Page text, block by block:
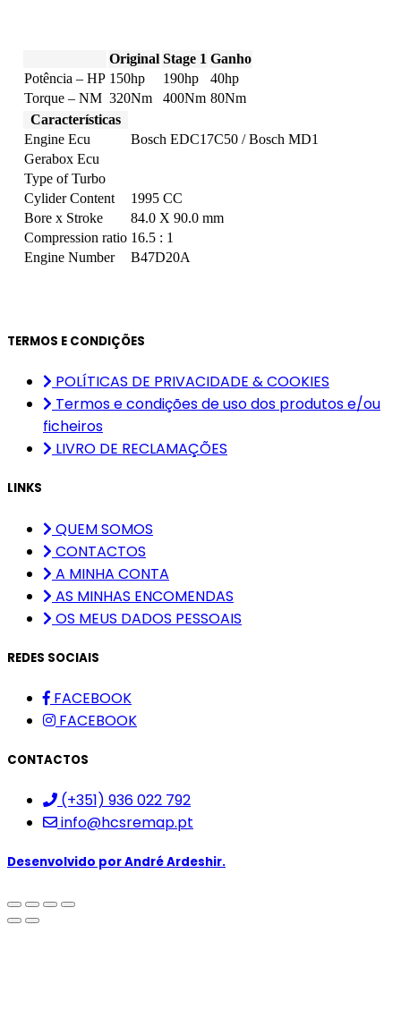
Original Stage 1 Ganho
Potência – HP 150hp 190hp
40hp
Torque – NM 320Nm 400Nm 80Nm
Características
Engine Ecu
Bosch EDC17C50 / Bosch MD1
Gerabox Ecu
Type of Turbo
Cylider Content
1995 CC
Bore x Stroke
84.0 X 90.0 mm
Compression ratio 16.5 : 1
Engine Number
B47D20A
TERMOS E CONDIÇÕES
POLÍTICAS DE PRIVACIDADE & COOKIES
Termos e condições de uso dos produtos e/ou
ficheiros
LIVRO DE RECLAMAÇÕES
LINKS
QUEM SOMOS
CONTACTOS
A MINHA CONTA
AS MINHAS ENCOMENDAS
OS MEUS DADOS PESSOAIS
REDES SOCIAIS
FACEBOOK
FACEBOOK
CONTACTOS
(+351) 936 022 792
info@hcsremap.pt
Desenvolvido porAndré Ardeshir.